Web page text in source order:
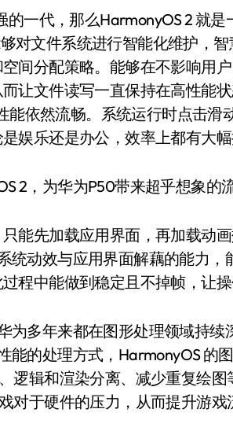
一代，那么HarmonyOS 2 就是
对文件系统进行智能化维护，
间分配策略。能够在不影响用
让文件读写一直保持在高性能
能依然流畅。系统运行时点击滑
娱乐还是办公，效率上都有大幅
能先加载应用界面，再加载动
统动效与应用界面解藕的能力，
程中能做到稳定且不掉帧，让操
为多年来都在图形处理领域持续
能的处理方式，HarmonyOS 的
逻辑和渲染分离、减少重复绘
对于硬件的压力，从而提升游戏